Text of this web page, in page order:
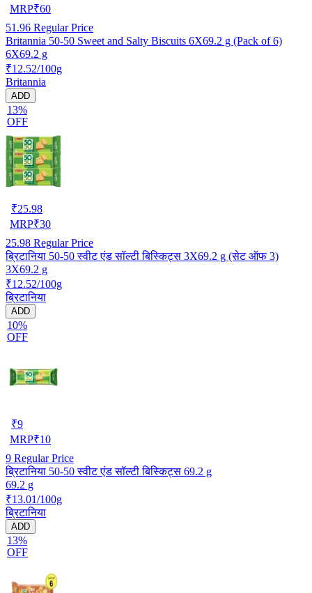
MRP₹60
51.96 Regular Price
Britannia 50-50 Sweet and Salty Biscuits 6X69.2 g (Pack of 6)
6X69.2 g
₹12.52/100g
Britannia
ADD
13%
OFF
₹25.98
MRP₹30
25.98 Regular Price
ब्रिटानिया 50-50 स्वीट एंड सॉल्टी बिस्किट्स 3X69.2 g (सेट ऑफ 3)
3X69.2 g
₹12.52/100g
ब्रिटानिया
ADD
10%
OFF
₹9
MRP₹10
9 Regular Price
ब्रिटानिया 50-50 स्वीट एंड सॉल्टी बिस्किट्स 69.2 g
69.2 g
₹13.01/100g
ब्रिटानिया
ADD
13%
OFF